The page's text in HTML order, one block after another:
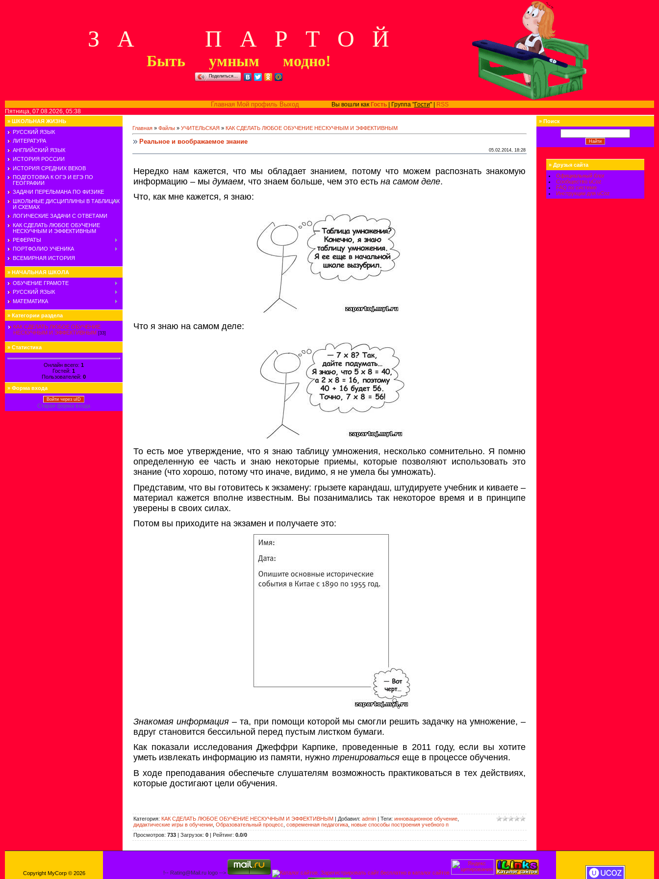
З А П А Р Т О Й
Быть умным модно!
Поделиться…
Главная Мой профиль ВыходВы вошли как Гость| Группа "Гости" |
RSS
Пятница, 07.08.2026, 05:38
» ШКОЛЬНАЯ ЖИЗНЬ
РУССКИЙ ЯЗЫК
ЛИТЕРАТУРА
АНГЛИЙСКИЙ ЯЗЫК
ИСТОРИЯ РОССИИ
ИСТОРИЯ СРЕДНИХ ВЕКОВ
ПОДГОТОВКА К ОГЭ И ЕГЭ ПО
ГЕОГРАФИИ
ЗАДАЧИ ПЕРЕЛЬМАНА ПО ФИЗИКЕ
ШКОЛЬНЫЕ ДИСЦИПЛИНЫ В ТАБЛИЦАХ
И СХЕМАХ
ЛОГИЧЕСКИЕ ЗАДАЧИ С ОТВЕТАМИ
КАК СДЕЛАТЬ ЛЮБОЕ ОБУЧЕНИЕ
НЕСКУЧНЫМ И ЭФФЕКТИВНЫМ
РЕФЕРАТЫ
ПОРТФОЛИО УЧЕНИКА
ВСЕМИРНАЯ ИСТОРИЯ
» НАЧАЛЬНАЯ ШКОЛА
ОБУЧЕНИЕ ГРАМОТЕ
РУССКИЙ ЯЗЫК
МАТЕМАТИКА
» Категории раздела
КАК СДЕЛАТЬ ЛЮБОЕ ОБУЧЕНИЕ
НЕСКУЧНЫМ И ЭФФЕКТИВНЫМ [33]
» Статистика
Онлайн всего: 1
Гостей: 1
Пользователей: 0
» Форма входа
Войти через uID
Старая форма входа
Главная » Файлы » УЧИТЕЛЬСКАЯ » КАК СДЕЛАТЬ ЛЮБОЕ ОБУЧЕНИЕ НЕСКУЧНЫМ И ЭФФЕКТИВНЫМ
Реальное и воображаемое знание
05.02.2014, 18:28
Нередко нам кажется, что мы обладает знанием, потому что можем распознать знакомую
информацию – мы думаем, что знаем больше, чем это есть на самом деле.
Что, как мне кажется, я знаю:
Что я знаю на самом деле:
То есть мое утверждение, что я знаю таблицу умножения, несколько сомнительно. Я помню
определенную ее часть и знаю некоторые приемы, которые позволяют использовать это
знание (что хорошо, потому что иначе, видимо, я не умела бы умножать).
Представим, что вы готовитесь к экзамену: грызете карандаш, штудируете учебник и киваете –
материал кажется вполне известным. Вы позанимались так некоторое время и в принципе
уверены в своих силах.
Потом вы приходите на экзамен и получаете это:
Знакомая информация– та, при помощи которой мы смогли решить задачку на умножение, –
вдруг становится бессильной перед пустым листком бумаги.
Как показали исследования Джеффри Карпике, проведенные в 2011 году, если вы хотите
уметь извлекать информацию из памяти, нужно тренироваться еще в процессе обучения.
В ходе преподавания обеспечьте слушателям возможность практиковаться в тех действиях,
которые достигают цели обучения.
Категория: КАК СДЕЛАТЬ ЛЮБОЕ ОБУЧЕНИЕ НЕСКУЧНЫМ И ЭФФЕКТИВНЫМ | Добавил: admin | Теги: инновационное обучение
дидактические игры в обучении Образовательный процесс современная педагогика новые способы построения учебного п
Просмотров: 733 | Загрузок: 0 | Рейтинг: 0.0/0
» Поиск
» Друзья сайта
Официальный блог
Сообщество uCoz
FAQ по системе
Инструкции для uCoz
Copyright MyCorp © 2026 !-- Rating@Mail.ru logo -->